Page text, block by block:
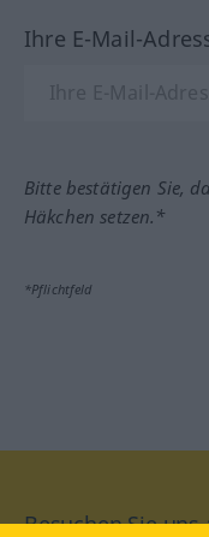
Ihre E-Mail-
Bitte bestätigen Sie,
Häkchen setzen.*
*Pflichtfeld
Besuchen Sie uns